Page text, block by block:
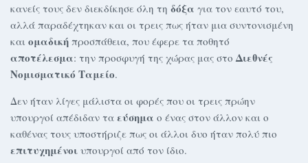
κανείς τους δεν διεκδίκησε όλη τη δόξα για τον εαυτό του,
αλλά παραδέχτηκαν και οι τρεις πως ήταν μια συντονισμένη
και ομαδική προσπάθεια, που έφερε τα ποθητό
αποτέλεσμα: την προσφυγή της χώρας μας στοΔιεθνές
Νομισματικό Ταμείο.
Δεν ήταν λίγες μάλιστα οι φορές που οι τρεις πρώην
υπουργοί απέδιδαν τα εύσημα ο ένας στον άλλον και ο
καθένας τους υποστήριζε πως οι άλλοι δυο ήταν πολύ πιο
επιτυχημένοι υπουργοί από τον ίδιο.